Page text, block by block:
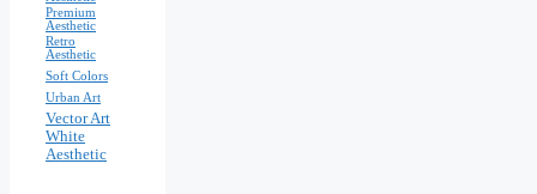
Premium
Aesthetic
Retro
Aesthetic
Soft Colors
Urban Art
Vector Art
White
Aesthetic